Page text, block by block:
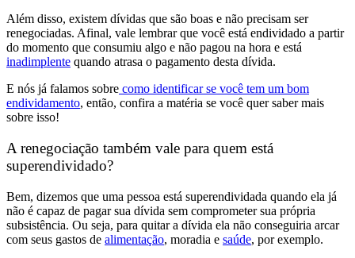
Além disso, existem dívidas que são boas e não precisam ser
renegociadas. Afinal, vale lembrar que você está endividado a partir
do momento que consumiu algo e não pagou na hora e está
inadimplente quando atrasa o pagamento desta dívida.
E nós já falamos sobre como identificar se você tem um bom
endividamento, então, confira a matéria se você quer saber mais
sobre isso!
A renegociação também vale para quem está
superendividado?
Bem, dizemos que uma pessoa está superendividada quando ela já
não é capaz de pagar sua dívida sem comprometer sua própria
subsistência. Ou seja, para quitar a dívida ela não conseguiria arcar
com seus gastos de alimentação, moradia e saúde, por exemplo.